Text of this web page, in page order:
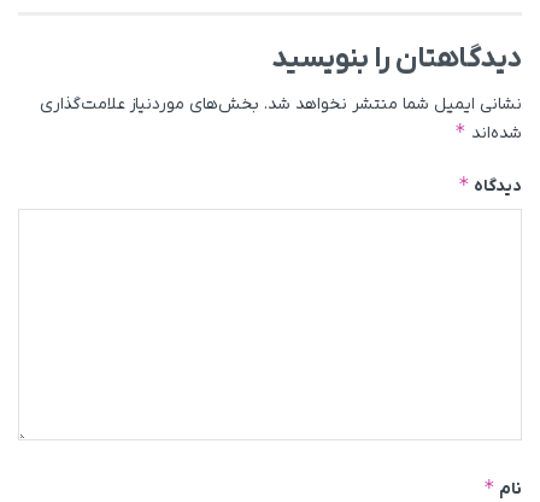
دیدگاهتان را بنویسید
نشانی ایمیل شما منتشر نخواهد شد. بخش‌های موردنیاز علامت‌گذاری
شده‌اند *
دیدگاه *
نام *